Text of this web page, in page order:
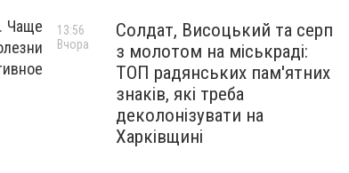
Чаще
Солдат, Висоцький та серп
з молотом на міськраді:
ТОП радянських пам'ятних
знаків, які треба
деколонізувати на
Харківщині
13:56
Вчора